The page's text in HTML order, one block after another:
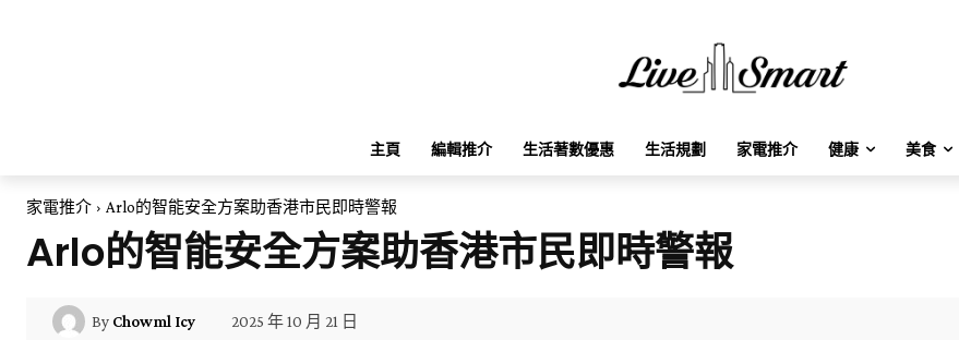
主頁 編輯推介 生活著數優惠 生活規劃 家電推介 健康 美食
家電推介 Arlo的智能安全方案助香港市民即時警報
Arlo的智能安全方案助香港市民即時警報
By Chowml Icy 2025 年 10 月 21 日